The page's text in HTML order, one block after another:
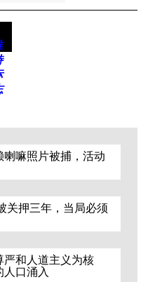
嘛照片被捕，活动
关押三年，当局必须
严和人道主义为核
人口涌入